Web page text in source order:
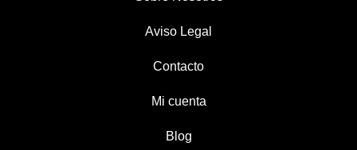
Aviso Legal
Contacto
Mi cuenta
Blog